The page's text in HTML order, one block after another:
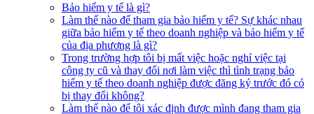
Bảo hiểm y tế là gì?
Làm thế nào để tham gia bảo hiểm y tế? Sự khác nhau
giữa bảo hiểm y tế theo doanh nghiệp và bảo hiểm y tế
của địa phương là gì?
Trong trường hợp tôi bị mất việc hoặc nghỉ việc tại
công ty cũ và thay đổi nơi làm việc thì tình trạng bảo
hiểm y tế theo doanh nghiệp được đăng ký trước đó có
bị thay đổi không?
Làm thế nào để tôi xác định được mình đang tham gia